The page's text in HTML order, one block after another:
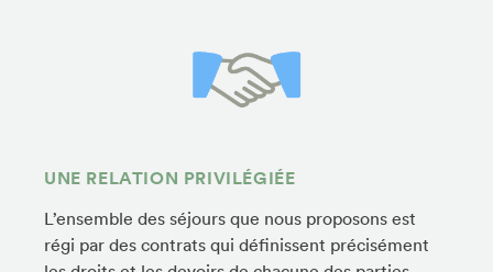
UNE RELATION PRIVILÉGIÉE
L’ensemble des séjours que nous proposons est
régi par des contrats qui définissent précisément